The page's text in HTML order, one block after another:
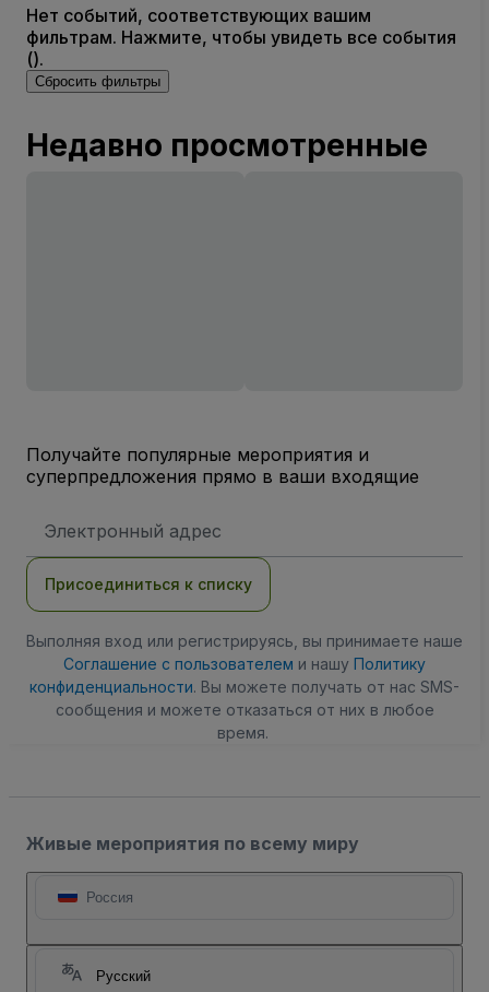
Нет событий, соответствующих вашим
фильтрам. Нажмите, чтобы увидеть все события
().
Сбросить фильтры
Недавно просмотренные
Получайте популярные мероприятия и
суперпредложения прямо в ваши входящие
электронной
Присоединиться к списку
Выполняя вход или регистрируясь, вы принимаете наше
Соглашение с пользователем и нашу Политику
конфиденциальности. Вы можете получать от нас SMS-
сообщения и можете отказаться от них в любое
время.
Живые мероприятия по всему миру
Россия
Русский